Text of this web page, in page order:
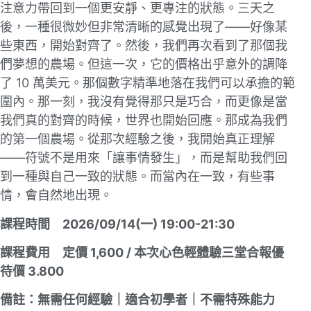
注意⼒帶回到⼀個更安靜、更專注的狀態。三天之
後，⼀種很微妙但非常清晰的感覺出現了——好像某
些東西，開始對齊了。然後，我們再次看到了那個我
們夢想的農場。但這⼀次，它的價格出乎意外的調降
了 10 萬美元。那個數字精準地落在我們可以承擔的範
圍內。那⼀刻，我沒有覺得那只是巧合，而更像是當
我們真的對齊的時候，世界也開始回應。那成為我們
的第⼀個農場。從那次經驗之後，我開始真正理解
——符號不是⽤來「讓事情發⽣」，⽽是幫助我們回
到⼀種與⾃⼰⼀致的狀態。⽽當內在⼀致，有些事
情，會⾃然地出現。
課程時間 2026/09/14(一) 19:00-21:30
課程費用 定價 1,600 / 本次心色輕體驗三堂合報優
待價 3.800
備註：無需任何經驗｜適合初學者｜不需特殊能⼒